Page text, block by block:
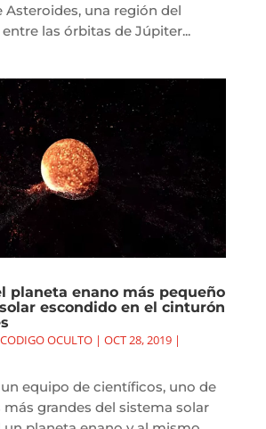
Asteroides, una región del
las órbitas de Júpiter...
planeta enano más pequeño
escondido en el cinturón
OCULTO| OCT 28, 2019|
equipo de científicos, uno de
más grandes del sistema solar